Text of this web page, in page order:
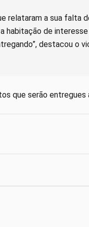
relataram a sua falta
habitação de
destacou o
que serão entregues